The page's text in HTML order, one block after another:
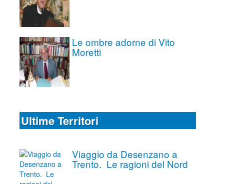
Le ombre adorne di Vito
Moretti
Ultime Territori
Viaggio da Desenzano a
Trento. Le ragioni del Nord